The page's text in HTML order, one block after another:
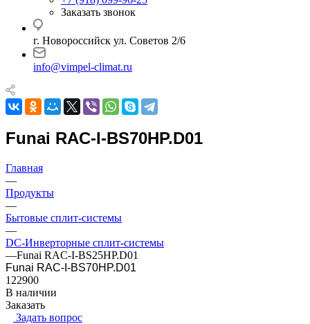
Заказать звонок
г. Новороссийск ул. Советов 2/6
info@vimpel-climat.ru
Funai RAC-I-BS70HP.D01
Главная
—
Продукты
—
Бытовые сплит-системы
—
DC-Инверторные сплит-системы
—Funai RAC-I-BS25HP.D01
Funai RAC-I-BS70HP.D01
122900
В наличии
Заказать
Задать вопрос